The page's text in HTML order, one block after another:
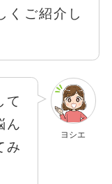
くご紹介し
て
ん
み
ヨシエ